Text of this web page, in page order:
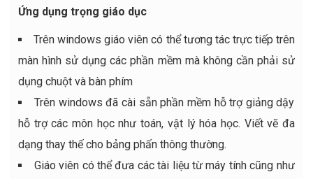
Ứng dụng trọng giáo dục
Trên windows giáo viên có thể tương tác trực tiếp trên
màn hình sử dụng các phần mềm mà không cần phải sử
dụng chuột và bàn phím
Trên windows đã cài sẵn phần mềm hỗ trợ giảng dậy
hỗ trợ các môn học như toán, vật lý hóa học. Viết vẽ đa
dạng thay thế cho bảng phấn thông thường.
Giáo viên có thể đưa các tài liệu từ máy tính cũng như